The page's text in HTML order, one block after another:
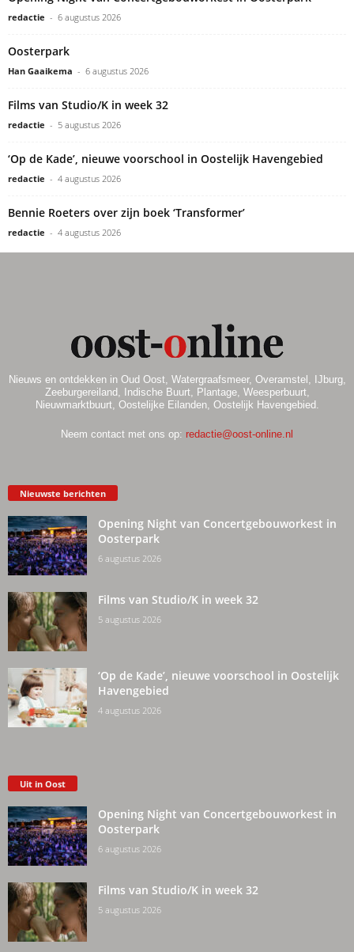
redactie - 6 augustus 2026
Oosterpark
Han Gaaikema - 6 augustus 2026
Films van Studio/K in week 32
redactie - 5 augustus 2026
‘Op de Kade’, nieuwe voorschool in Oostelijk Havengebied
redactie - 4 augustus 2026
Bennie Roeters over zijn boek ‘Transformer’
redactie - 4 augustus 2026
Nieuws en ontdekken in Oud Oost, Watergraafsmeer, Overamstel, IJburg,
Zeeburgereiland, Indische Buurt, Plantage, Weesperbuurt,
Nieuwmarktbuurt, Oostelijke Eilanden, Oostelijk Havengebied.
Neem contact met ons op: redactie@oost-online.nl
Nieuwste berichten
Opening Night van Concertgebouworkest in
Oosterpark
6 augustus 2026
Films van Studio/K in week 32
5 augustus 2026
‘Op de Kade’, nieuwe voorschool in Oostelijk
Havengebied
4 augustus 2026
Uit in Oost
Opening Night van Concertgebouworkest in
Oosterpark
6 augustus 2026
Films van Studio/K in week 32
5 augustus 2026